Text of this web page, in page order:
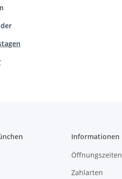
Informationen
Öffnungszeiten
Zahlarten